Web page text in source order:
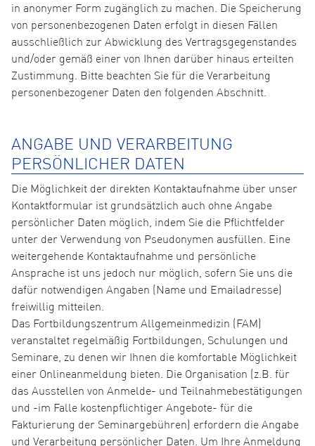
in anonymer Form zugänglich zu machen. Die Speicherung
von personenbezogenen Daten erfolgt in diesen Fällen
ausschließlich zur Abwicklung des Vertragsgegenstandes
und/oder gemäß einer von Ihnen darüber hinaus erteilten
Zustimmung. Bitte beachten Sie für die Verarbeitung
personenbezogener Daten den folgenden Abschnitt.
ANGABE UND VERARBEITUNG
PERSÖNLICHER DATEN
Die Möglichkeit der direkten Kontaktaufnahme über unser
Kontaktformular ist grundsätzlich auch ohne Angabe
persönlicher Daten möglich, indem Sie die Pflichtfelder
unter der Verwendung von Pseudonymen ausfüllen. Eine
weitergehende Kontaktaufnahme und persönliche
Ansprache ist uns jedoch nur möglich, sofern Sie uns die
dafür notwendigen Angaben (Name und Emailadresse)
freiwillig mitteilen.
Das Fortbildungszentrum Allgemeinmedizin (FAM)
veranstaltet regelmäßig Fortbildungen, Schulungen und
Seminare, zu denen wir Ihnen die komfortable Möglichkeit
einer Onlineanmeldung bieten. Die Organisation (z.B. für
das Ausstellen von Anmelde- und Teilnahmebestätigungen
und -im Falle kostenpflichtiger Angebote- für die
Fakturierung der Seminargebühren) erfordern die Angabe
und Verarbeitung persönlicher Daten. Um Ihre Anmeldung